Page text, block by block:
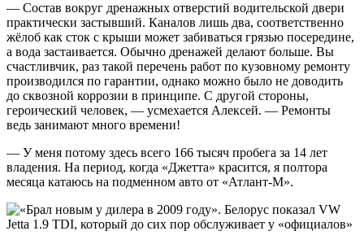
— Состав вокруг дренажных отверстий водительской двери
практически застывший. Каналов лишь два, соответственно
жёлоб как сток с крыши может забиваться грязью посередине,
а вода застаивается. Обычно дренажей делают больше. Вы
счастливчик, раз такой перечень работ по кузовному ремонту
производился по гарантии, однако можно было не доводить
до сквозной коррозии в принципе. С другой стороны,
героический человек, — усмехается Алексей. — Ремонты
ведь занимают много времени!
— У меня потому здесь всего 166 тысяч пробега за 14 лет
владения. На период, когда «Джетта» красится, я полтора
месяца катаюсь на подменном авто от «Атлант-М».